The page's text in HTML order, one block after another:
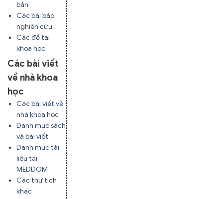
bản
Các bài báo
nghiên cứu
Các đề tài
khoa học
Các bài viết
về nhà khoa
học
Các bài viết về
nhà khoa học
Danh mục sách
và bài viết
Danh mục tài
liệu tại
MEDDOM
Các thư tịch
khác